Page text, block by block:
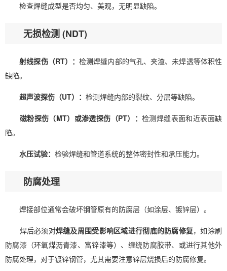
检查焊缝成型是否均匀、美观，无明显缺陷。
无损检测 (NDT)
射线探伤（RT）：检测焊缝内部的气孔、夹渣、未焊透等体积性
缺陷。
超声波探伤（UT）： 检测焊缝内部的裂纹、分层等缺陷。
磁粉探伤（MT）或渗透探伤（PT）：检测焊缝表面和近表面缺
陷。
水压试验： 检验焊缝和管道系统的整体密封性和承压能力。
防腐处理
焊接部位通常会破坏钢管原有的防腐层（如涂层、镀锌层）。
焊后必须对焊缝及周围受影响区域进行彻底的防腐修复，如涂刷
防腐漆（环氧煤沥青漆、富锌漆等）、缠绕防腐胶带、或进行其他外
防腐处理，对于镀锌钢管，尤其需要注意锌层烧损后的防腐修复。